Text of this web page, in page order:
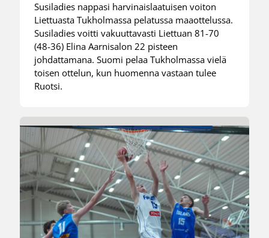
Susiladies nappasi harvinaislaatuisen voiton
Liettuasta Tukholmassa pelatussa maaottelussa.
Susiladies voitti vakuuttavasti Liettuan 81-70
(48-36) Elina Aarnisalon 22 pisteen
johdattamana. Suomi pelaa Tukholmassa vielä
toisen ottelun, kun huomenna vastaan tulee
Ruotsi.